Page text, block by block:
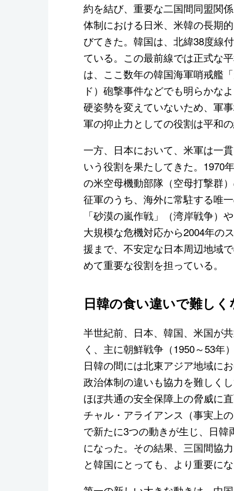
約を結び、重要な二国間同盟関
体制における日米、米韓の長期
びてきた。韓国は、北緯38度線
ている。この最前線では正式な
は、ここ数年の韓国海軍哨戒艦
ド）砲撃事件などでも明らかな
硬姿勢を変えていないため、軍
軍の抑止力としての役割は平和
一方、日本において、米軍は一
いう役割を果たしてきた。1970
の米空母機動部隊（空母打撃群
征軍のうち、海外に常駐する唯
「砂漠の嵐作戦」（湾岸戦争）
大規模な危機対応から2004年の
援まで、不安定な日本周辺地域
めて重要な役割を担っている。
日韓の食い違いで難し
半世紀前、日本、韓国、米国が
く、主に朝鮮戦争（1950～53年
日韓の間には北東アジア地域に
政治体制の違いも協力を難しく
ほぼ共通の安全保障上の脅威に
チャル・アライアンス（事実上
で新たに3つの動きが生じ、日
になった。その結果、三国間協
と韓国にとっても、より重要に